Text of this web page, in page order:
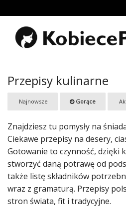
Uroda
Miłość
Rodzina
Dziecko
Przepisy
kulinarne
Kobiece
Wyznania
Wnętrza
Przepisy kulinarne
Najnowsze Gorące
Znajdziesz tu pomysły na
Ciekawe przepisy na desery,
Gotowanie to czynność, dzięki
stworzyć daną potrawę od
także listę składników
wraz z gramaturą. Przepisy
stron świata, fit i tradycyjne.